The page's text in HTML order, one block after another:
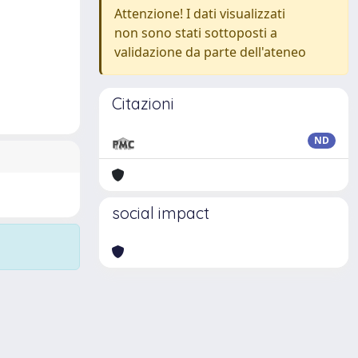
Attenzione! I dati visualizzati
non sono stati sottoposti a
validazione da parte dell'ateneo
Citazioni
ND
social impact